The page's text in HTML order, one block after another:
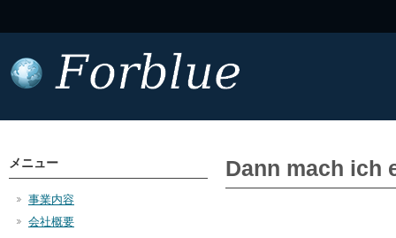
Dann mach ich
メニュー
事業内容
会社概要